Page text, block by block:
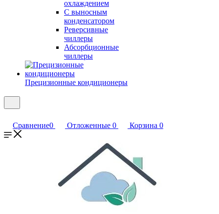
охлаждением
С выносным
конденсатором
Реверсивные
чиллеры
Абсорбционные
чиллеры
Прецизионные кондиционеры
Сравнение0 Отложенные 0 Корзина 0